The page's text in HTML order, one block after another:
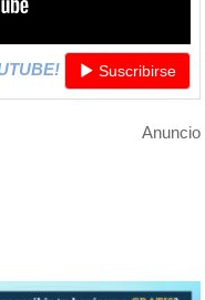
Suscribirse
Anuncio